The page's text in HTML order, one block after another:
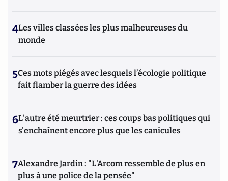
4Les villes classées les plus malheureuses du
monde
5Ces mots piégés avec lesquels l’écologie politique
fait flamber la guerre des idées
6L'autre été meurtrier : ces coups bas politiques qui
s'enchaînent encore plus que les canicules
7Alexandre Jardin : "L'Arcom ressemble de plus en
plus à une police de la pensée"